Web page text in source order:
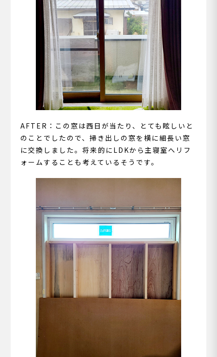
AFTER：この窓は西日が当たり、とても眩しいと
のことでしたので、掃き出しの窓を横に細長い窓
に交換しました。将来的にLDKから主寝室へリフ
ォームすることも考えているそうです。